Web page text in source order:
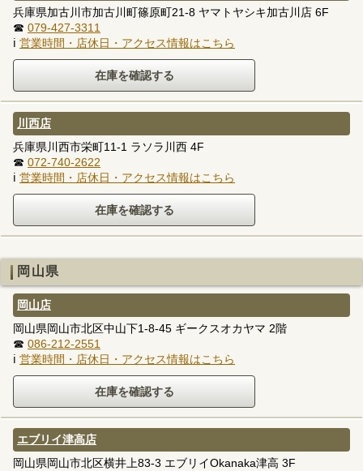
兵庫県加古川市加古川町篠原町21-8 ヤマトヤシキ加古川店 6F
☎ 079-427-3311
ℹ 営業時間・店休日・アクセス情報はこちら
川西店
兵庫県川西市栄町11-1 ラソラ川西 4F
☎ 072-740-2622
ℹ 営業時間・店休日・アクセス情報はこちら
岡山県
岡山店
岡山県岡山市北区中山下1-8-45 ギークスオカヤマ 2階
☎ 086-212-2551
ℹ 営業時間・店休日・アクセス情報はこちら
エブリイ津高店
岡山県岡山市北区横井上83-3 エブリイOkanaka津高 3F